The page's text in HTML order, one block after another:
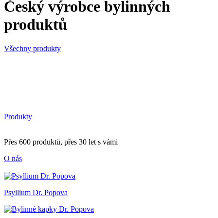
Český výrobce bylinných
produktů
Všechny produkty
Produkty
Přes 600 produktů, přes 30 let s vámi
O nás
Psyllium Dr. Popova